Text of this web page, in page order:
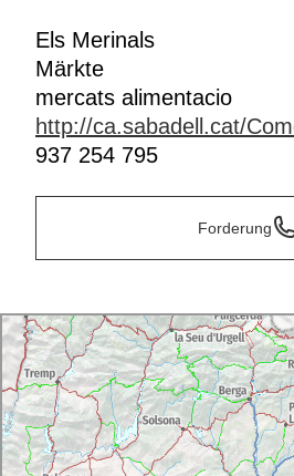
Els Merinals
Märkte
mercats alimentacio
http://ca.sabadell.cat/
937 254 795
Forderung